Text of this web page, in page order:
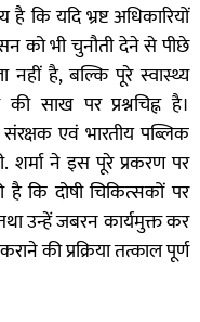
कि यदि भ्रष्ट अधिकारियों
को भी चुनौती देने से पीछे
है, बल्कि पूरे स्वास्थ्य
साख पर प्रश्नचिह्न है।
एवं भारतीय पब्लिक
शर्मा ने इस पूरे प्रकरण पर
कि दोषी चिकित्सकों पर
उन्हें जबरन कार्यमुक्त कर
की प्रक्रिया तत्काल पूर्ण